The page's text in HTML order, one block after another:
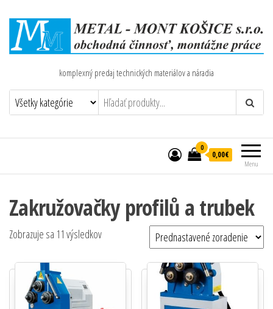
komplexný predaj technických materiálov a náradia
Menu
0
0,00€
Zakružovačky profilů a trubek
Zobrazuje sa 11 výsledkov